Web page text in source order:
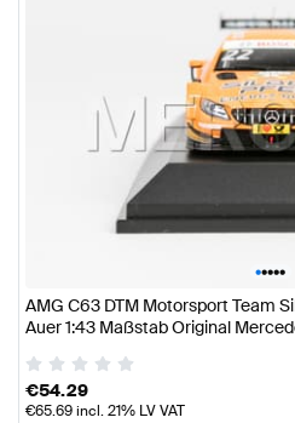
•••••
AMG C63 DTM Motorsport Team
Auer 1:43 Maßstab Original
€54.29
€65.69incl. 21% LV VAT